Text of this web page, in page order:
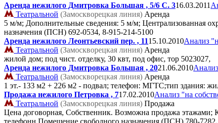
Аренда нежилого Дмитровка Большая , 5/6 C. 316.03.2011
Театральной (Замоскворецкая линия) Аренда
5 м/м; Дополнительные сведения: 5 м/м; Централизованная
назначения (ПСН) 692-0534, 8-915-214-5100
Аренда нежилого Леонтьевский пер. , 1115.10.2010Анализ
Театральной (Замоскворецкая линия) Аренда
жилой дом; под чист. отделку, 30 квт, под офис, тор 5023027,
Аренда нежилого Дмитровка Большая , 2021.06.2010
Театральной (Замоскворецкая линия) Аренда
1 эт.- 133 м2 + 226 м2 - подвал; телефон: МГТС;тип здания:
Продажа нежилого Петровка , 717.02.2010Анализ "на
Театральной (Замоскворецкая линия) Продажа
Цена договорная, Собственник. Возможна продажа этажами;
телефонн Помещение свободного назначения (ПСН) 780-